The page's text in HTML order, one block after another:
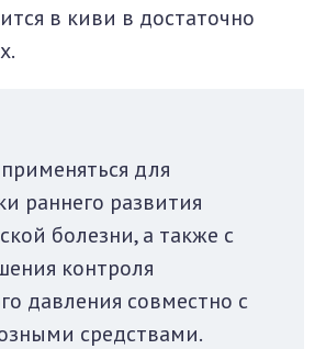
в киви в достаточно
для
раннего развития
болезни, а также с
контроля
давления совместно с
средствами.